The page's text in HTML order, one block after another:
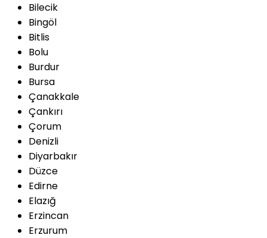
Bilecik
Bingöl
Bitlis
Bolu
Burdur
Bursa
Çanakkale
Çankırı
Çorum
Denizli
Diyarbakır
Düzce
Edirne
Elazığ
Erzincan
Erzurum